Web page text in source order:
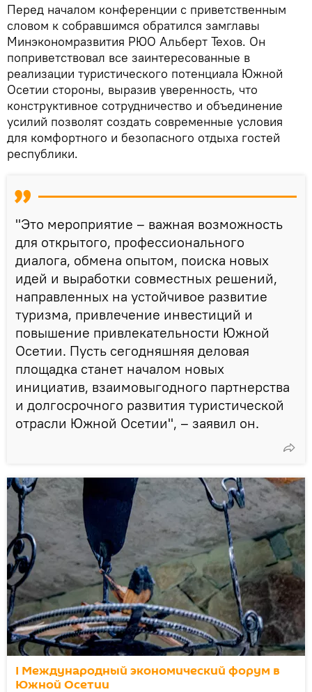
Перед началом конференции с приветственным
словом к собравшимся обратился замглавы
Минэкономразвития РЮО Альберт Техов. Он
поприветствовал все заинтересованные в
реализации туристического потенциала Южной
Осетии стороны, выразив уверенность, что
конструктивное сотрудничество и объединение
усилий позволят создать современные условия
для комфортного и безопасного отдыха гостей
республики.
"Это мероприятие – важная возможность
для открытого, профессионального
диалога, обмена опытом, поиска новых
идей и выработки совместных решений,
направленных на устойчивое развитие
туризма, привлечение инвестиций и
повышение привлекательности Южной
Осетии. Пусть сегодняшняя деловая
площадка станет началом новых
инициатив, взаимовыгодного партнерства
и долгосрочного развития туристической
отрасли Южной Осетии", – заявил он.
I Международный экономический форум в
Южной Осетии